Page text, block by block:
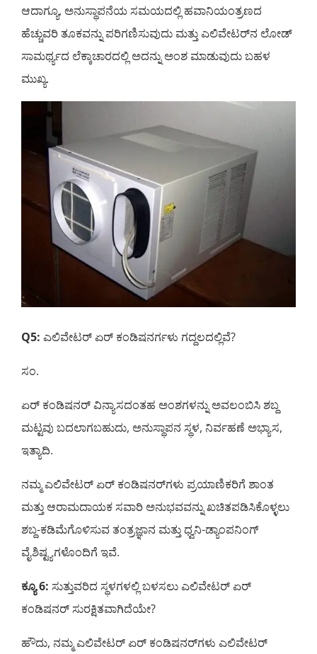
ಆದಾಗ್ಯೂ, ಅನುಸ್ಥಾಪನೆಯ ಸಮಯದಲ್ಲಿ ಹವಾನಿಯಂತ್ರಣದ
ಹೆಚ್ಚುವರಿ ತೂಕವನ್ನು ಪರಿಗಣಿಸುವುದು ಮತ್ತು ಎಲಿವೇಟರ್‌ನ ಲೋಡ್
ಸಾಮರ್ಥ್ಯದ ಲೆಕ್ಕಾಚಾರದಲ್ಲಿ ಅದನ್ನು ಅಂಶ ಮಾಡುವುದು ಬಹಳ
ಮುಖ್ಯ.
Q5: ಎಲಿವೇಟರ್ ಏರ್ ಕಂಡಿಷನರ್ಗಳು ಗದ್ದಲದಲ್ಲಿವೆ?
ಸಂ.
ಏರ್ ಕಂಡಿಷನರ್ ವಿನ್ಯಾಸದಂತಹ ಅಂಶಗಳನ್ನು ಅವಲಂಬಿಸಿ ಶಬ್ದ
ಮಟ್ಟವು ಬದಲಾಗಬಹುದು, ಅನುಸ್ಥಾಪನ ಸ್ಥಳ, ನಿರ್ವಹಣೆ ಅಭ್ಯಾಸ,
ಇತ್ಯಾದಿ.
ನಮ್ಮ ಎಲಿವೇಟರ್ ಏರ್ ಕಂಡಿಷನರ್‌ಗಳು ಪ್ರಯಾಣಿಕರಿಗೆ ಶಾಂತ
ಮತ್ತು ಆರಾಮದಾಯಕ ಸವಾರಿ ಅನುಭವವನ್ನು ಖಚಿತಪಡಿಸಿಕೊಳ್ಳಲು
ಶಬ್ದ-ಕಡಿಮೆಗೊಳಿಸುವ ತಂತ್ರಜ್ಞಾನ ಮತ್ತು ಧ್ವನಿ-ಡ್ಯಾಂಪನಿಂಗ್
ವೈಶಿಷ್ಟ್ಯಗಳೊಂದಿಗೆ ಇವೆ.
ಕ್ಯೂ 6: ಸುತ್ತುವರಿದ ಸ್ಥಳಗಳಲ್ಲಿ ಬಳಸಲು ಎಲಿವೇಟರ್ ಏರ್
ಕಂಡಿಷನರ್ ಸುರಕ್ಷಿತವಾಗಿದೆಯೇ?
ಹೌದು, ನಮ್ಮ ಎಲಿವೇಟರ್ ಏರ್ ಕಂಡಿಷನರ್‌ಗಳು ಎಲಿವೇಟರ್